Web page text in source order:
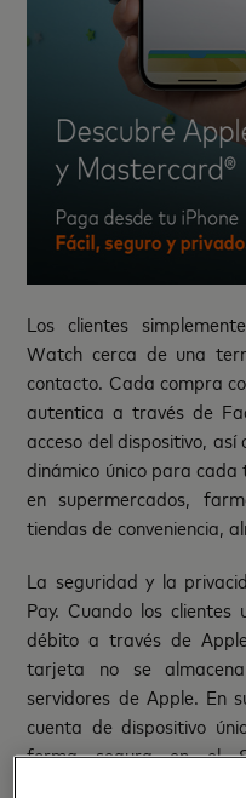
Los clientes
Watch cerca de una
contacto. Cada compra
autentica a través de
acceso del dispositivo,
dinámico único para
en supermercados,
tiendas de conveniencia,
La seguridad y la
Pay. Cuando los
débito a través de
tarjeta no se
servidores de Apple. En
cuenta de dispositivo
forma segura en el